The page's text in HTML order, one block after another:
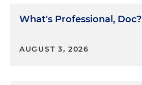
What's Professional, Doc?
AUGUST 3, 2026